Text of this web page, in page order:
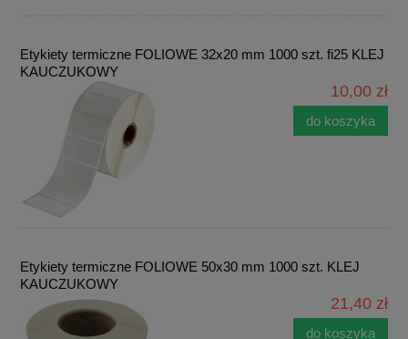
Etykiety termiczne FOLIOWE 32x20 mm 1000 szt. fi25 KLEJ
KAUCZUKOWY
10,00 zł
do koszyka
Etykiety termiczne FOLIOWE 50x30 mm 1000 szt. KLEJ
KAUCZUKOWY
21,40 zł
do koszyka